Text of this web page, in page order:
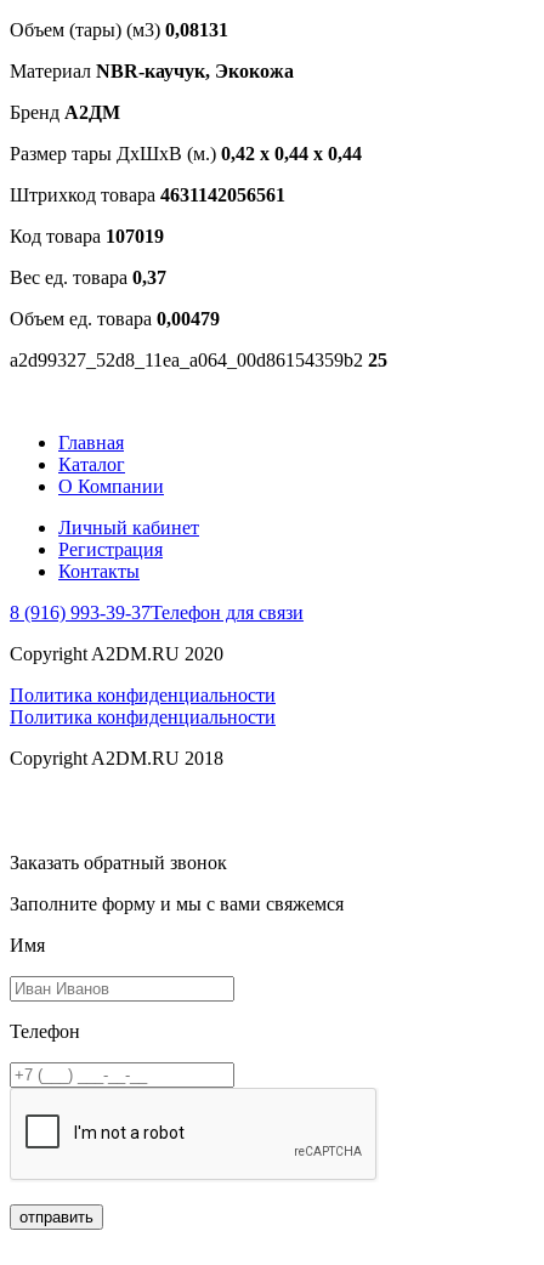
Объем (тары) (м3) 0,08131
Материал NBR-каучук, Экокожа
Бренд А2ДМ
Размер тары ДхШхВ (м.) 0,42 х 0,44 х 0,44
Штрихкод товара 4631142056561
Код товара 107019
Вес ед. товара 0,37
Объем ед. товара 0,00479
a2d99327_52d8_11ea_a064_00d86154359b2 25
Главная
Каталог
О Компании
Личный кабинет
Регистрация
Контакты
8 (916) 993-39-37Телефон для связи
Copyright A2DM.RU 2020
Политика конфиденциальности
Политика конфиденциальности
Copyright A2DM.RU 2018
Заказать обратный звонок
Заполните форму и мы с вами свяжемся
Имя
Телефон
отправить